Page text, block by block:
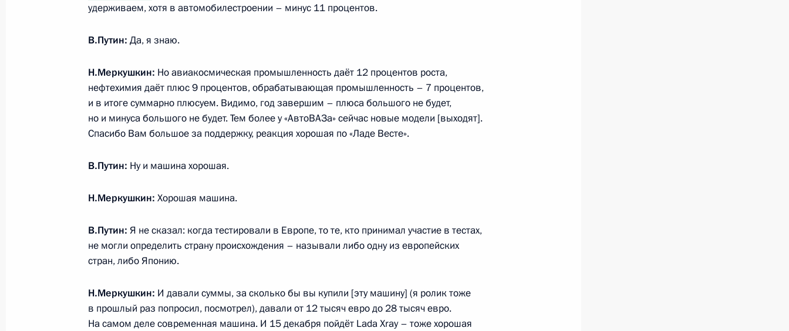
Дмитрием Азаровым
Поездка в Самарскую область
7 марта 2018 года
инициатив
7 марта 2018 года, 15:30
Азаровым
7 марта 2018 года, 14:15
удерживаем, хотя в автомобилестроении – минус 11 процентов.
В.Путин: Да, я знаю.
Н.Меркушкин: Но авиакосмическая промышленность даёт 12 процентов роста,
нефтехимия даёт плюс 9 процентов, обрабатывающая промышленность – 7 процентов,
и в итоге суммарно плюсуем. Видимо, год завершим – плюса большого не будет,
но и минуса большого не будет. Тем более у «АвтоВАЗа» сейчас новые модели [выходят].
Спасибо Вам большое за поддержку, реакция хорошая по «Ладе Весте».
В.Путин: Ну и машина хорошая.
Н.Меркушкин: Хорошая машина.
В.Путин: Я не сказал: когда тестировали в Европе, то те, кто принимал участие в тестах,
не могли определить страну происхождения – называли либо одну из европейских
стран, либо Японию.
Н.Меркушкин: И давали суммы, за сколько бы вы купили [эту машину] (я ролик тоже
в прошлый раз попросил, посмотрел), давали от 12 тысяч евро до 28 тысяч евро.
На самом деле современная машина. И 15 декабря пойдёт Lada Xray – тоже хорошая